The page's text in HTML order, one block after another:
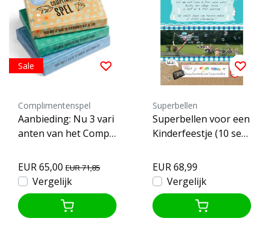
Sale
Complimentenspel
Aanbieding: Nu 3 vari
anten van het Compli
EUR 65,00 EUR 71,85
Vergelijk
Superbellen
Superbellen voor een
Kinderfeestje (10 sets
EUR 68,99
Vergelijk